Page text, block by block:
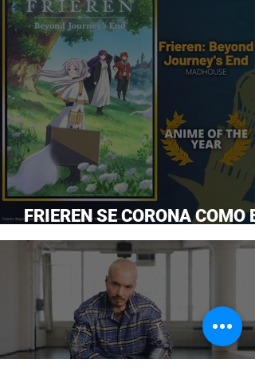
FRIEREN SE CORONA COMO
ANIME DEL AÑO